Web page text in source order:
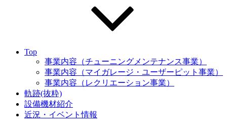
Top
事業内容（チューニングメンテナンス事業）
事業内容（マイガレージ・ユーザーピット事業）
事業内容（レクリエーション事業）
軌跡(抜粋)
設備機材紹介
近況・イベント情報